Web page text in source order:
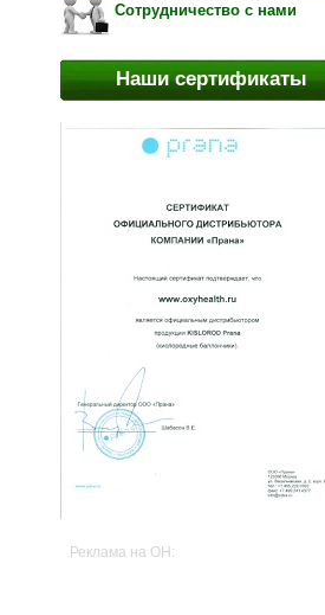
Сотрудничество с нами
Наши сертификаты
Реклама на OH: